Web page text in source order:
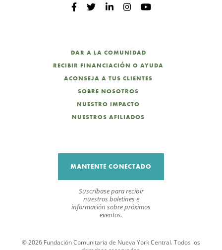
DAR A LA COMUNIDAD
RECIBIR FINANCIACIÓN O AYUDA
ACONSEJA A TUS CLIENTES
SOBRE NOSOTROS
NUESTRO IMPACTO
NUESTROS AFILIADOS
MANTENTE CONECTADO
Suscríbase para recibir
nuestros boletines e
información sobre próximos
eventos.
© 2026 Fundación Comunitaria de Nueva York Central. Todos los